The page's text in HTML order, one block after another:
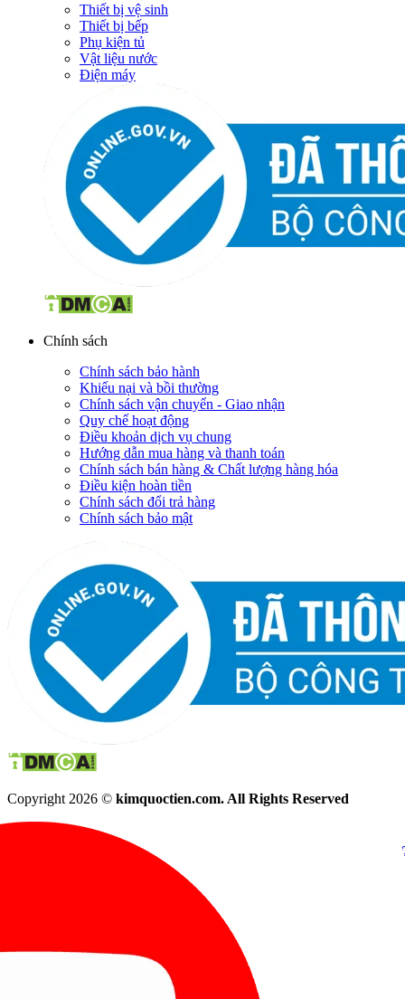
Thiết bị vệ sinh
Thiết bị bếp
Phụ kiện tủ
Vật liệu nước
Điện máy
Chính sách
Chính sách bảo hành
Khiếu nại và bồi thường
Chính sách vận chuyển - Giao nhận
Quy chế hoạt động
Điều khoản dịch vụ chung
Hướng dẫn mua hàng và thanh toán
Chính sách bán hàng & Chất lượng hàng hóa
Điều kiện hoàn tiền
Chính sách đổi trả hàng
Chính sách bảo mật
Copyright 2026 © kimquoctien.com. All Rights Reserved
(8h00 - 21h30)
(8h00 -